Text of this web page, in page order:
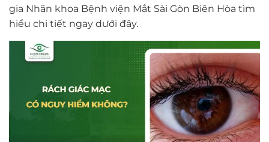
gia Nhãn khoa Bệnh viện Mắt Sài Gòn Biên Hòa tìm
hiểu chi tiết ngay dưới đây.